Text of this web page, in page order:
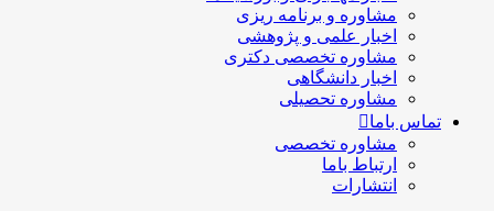
مشاوره و برنامه ریزی
اخبار علمی و پژوهشی
مشاوره تخصصی دکتری
اخبار دانشگاهی
مشاوره تحصیلی
تماس باما
مشاوره تخصصی
ارتباط باما
انتشارات